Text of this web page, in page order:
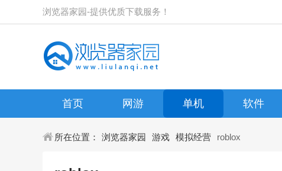
浏览器家园-提供优质下载服务！
首页 网游 单机 软件
所在位置： 浏览器家园 游戏 模拟经营 roblox